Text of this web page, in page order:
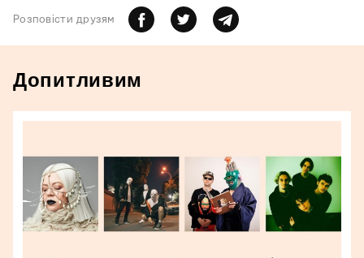
Розповiсти друзям
Допитливим